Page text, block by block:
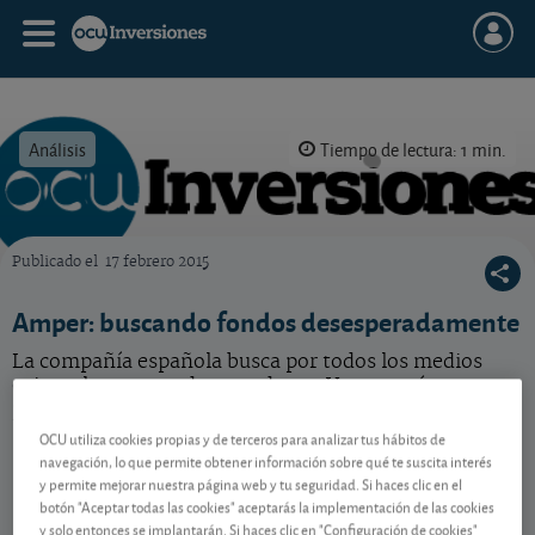
Análisis Tiempo de lectura: 1 min.
Publicado el 17 febrero 2015
Amper: buscando fondos desesperadamente
La compañía española busca por todos los medios
evitar el consurso de acreedores. Veamos cómo
Contenido reservado a SOCIOS
OCU utiliza cookies propias y de terceros para analizar tus hábitos de
navegación, lo que permite obtener información sobre qué te suscita interés
y permite mejorar nuestra página web y tu seguridad. Si haces clic en el
botón "Aceptar todas las cookies" aceptarás la implementación de las cookies
y solo entonces se implantarán. Si haces clic en "Configuración de cookies"